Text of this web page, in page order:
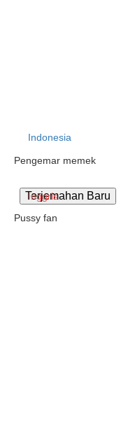
Indonesia
Pengemar memek
Inggris
Pussy fan